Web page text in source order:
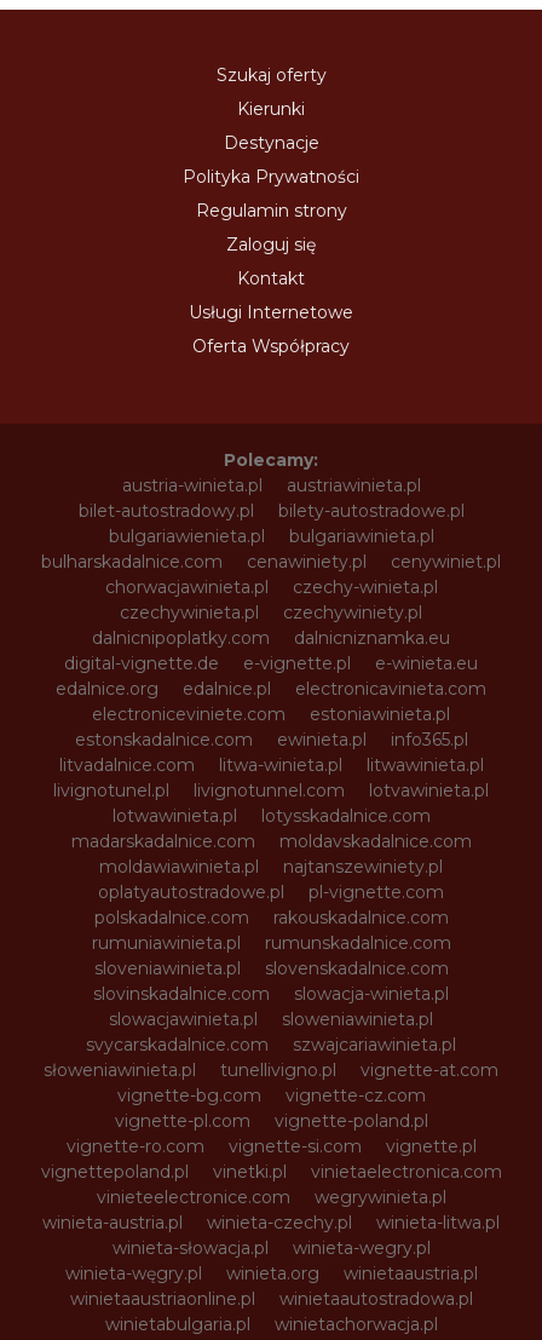
Szukaj oferty
Kierunki
Destynacje
Polityka Prywatności
Regulamin strony
Zaloguj się
Kontakt
Usługi Internetowe
Oferta Współpracy
Polecamy:
austria-winieta.pl
austriawinieta.pl
bilet-autostradowy.pl
bilety-autostradowe.pl
bulgariawienieta.pl
bulgariawinieta.pl
bulharskadalnice.com
cenawiniety.pl
cenywiniet.pl
chorwacjawinieta.pl
czechy-winieta.pl
czechywinieta.pl
czechywiniety.pl
dalnicnipoplatky.com
dalnicniznamka.eu
digital-vignette.de
e-vignette.pl
e-winieta.eu
edalnice.org
edalnice.pl
electronicavinieta.com
electroniceviniete.com
estoniawinieta.pl
estonskadalnice.com
ewinieta.pl
info365.pl
litvadalnice.com
litwa-winieta.pl
litwawinieta.pl
livignotunel.pl
livignotunnel.com
lotvawinieta.pl
lotwawinieta.pl
lotysskadalnice.com
madarskadalnice.com
moldavskadalnice.com
moldawiawinieta.pl
najtanszewiniety.pl
oplatyautostradowe.pl
pl-vignette.com
polskadalnice.com
rakouskadalnice.com
rumuniawinieta.pl
rumunskadalnice.com
sloveniawinieta.pl
slovenskadalnice.com
slovinskadalnice.com
slowacja-winieta.pl
slowacjawinieta.pl
sloweniawinieta.pl
svycarskadalnice.com
szwajcariawinieta.pl
słoweniawinieta.pl
tunellivigno.pl
vignette-at.com
vignette-bg.com
vignette-cz.com
vignette-pl.com
vignette-poland.pl
vignette-ro.com
vignette-si.com
vignette.pl
vignettepoland.pl
vinetki.pl
vinietaelectronica.com
vinieteelectronice.com
wegrywinieta.pl
winieta-austria.pl
winieta-czechy.pl
winieta-litwa.pl
winieta-słowacja.pl
winieta-wegry.pl
winieta-węgry.pl
winieta.org
winietaaustria.pl
winietaaustriaonline.pl
winietaautostradowa.pl
winietabulgaria.pl
winietachorwacja.pl